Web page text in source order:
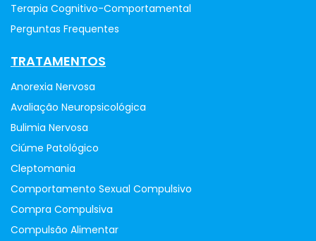
Terapia Cognitivo-Comportamental
Perguntas Frequentes
TRATAMENTOS
Anorexia Nervosa
Avaliação Neuropsicológica
Bulimia Nervosa
Ciúme Patológico
Cleptomania
Comportamento Sexual Compulsivo
Compra Compulsiva
Compulsão Alimentar